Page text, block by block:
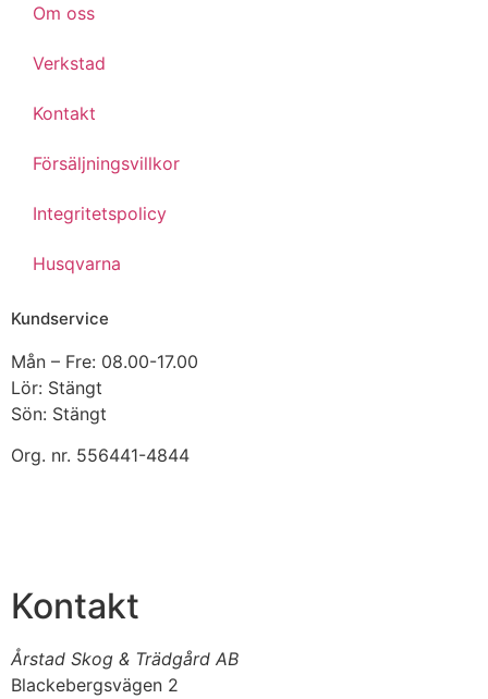
Om oss
Verkstad
Kontakt
Försäljningsvillkor
Integritetspolicy
Husqvarna
Kundservice
Mån – Fre: 08.00-17.00
Lör: Stängt
Sön: Stängt
Org. nr. 556441-4844
Kontakt
Årstad Skog & Trädgård AB
Blackebergsvägen 2